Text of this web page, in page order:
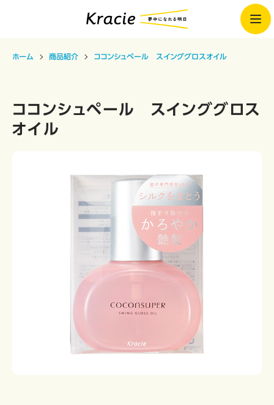
ホーム 商品紹介 ココンシュペール スインググロスオイル
ココンシュペール スインググロス
オイル